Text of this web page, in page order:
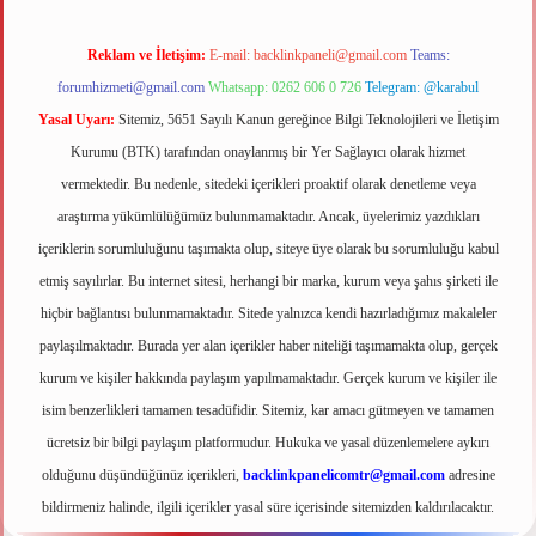
Reklam ve İletişim: E-mail: backlinkpaneli@gmail.com Teams:
forumhizmeti@gmail.com Whatsapp: 0262 606 0 726 Telegram: @karabul
Yasal Uyarı: Sitemiz, 5651 Sayılı Kanun gereğince Bilgi Teknolojileri ve İletişim
Kurumu (BTK) tarafından onaylanmış bir Yer Sağlayıcı olarak hizmet
vermektedir. Bu nedenle, sitedeki içerikleri proaktif olarak denetleme veya
araştırma yükümlülüğümüz bulunmamaktadır. Ancak, üyelerimiz yazdıkları
içeriklerin sorumluluğunu taşımakta olup, siteye üye olarak bu sorumluluğu kabul
etmiş sayılırlar. Bu internet sitesi, herhangi bir marka, kurum veya şahıs şirketi ile
hiçbir bağlantısı bulunmamaktadır. Sitede yalnızca kendi hazırladığımız makaleler
paylaşılmaktadır. Burada yer alan içerikler haber niteliği taşımamakta olup, gerçek
kurum ve kişiler hakkında paylaşım yapılmamaktadır. Gerçek kurum ve kişiler ile
isim benzerlikleri tamamen tesadüfidir. Sitemiz, kar amacı gütmeyen ve tamamen
ücretsiz bir bilgi paylaşım platformudur. Hukuka ve yasal düzenlemelere aykırı
olduğunu düşündüğünüz içerikleri, backlinkpanelicomtr@gmail.comadresine
bildirmeniz halinde, ilgili içerikler yasal süre içerisinde sitemizden kaldırılacaktır.